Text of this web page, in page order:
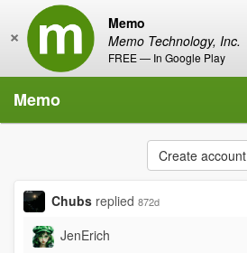
Memo
Memo Technology, Inc.
FREE — In Google Play
×
Memo
Create account
Chubs replied 872d
JenErich